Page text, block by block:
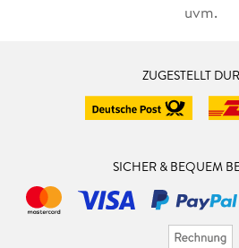
uvm.
ZUGESTELLT
SICHER & BEQUEM